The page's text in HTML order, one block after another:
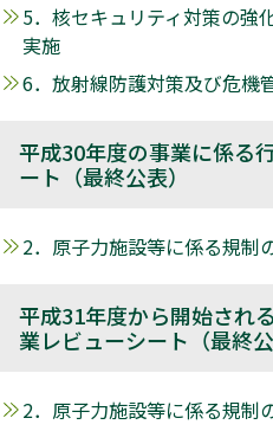
5．核セキュリティ対策の強
実施
6．放射線防護対策及び危機
平成30年度の事業に係る
ート（最終公表）
2．原子力施設等に係る規制
平成31年度から開始され
業レビューシート（最終公
2．原子力施設等に係る規制